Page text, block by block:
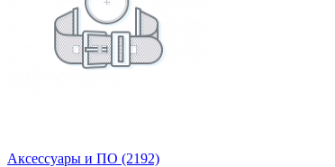
Аксессуары и ПО (2192)